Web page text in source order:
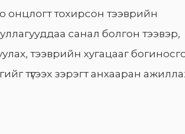
тохирсон тээврийн
санал болгон тээвэр,
тээврийн хугацааг
түгээх зэрэгт анхааран